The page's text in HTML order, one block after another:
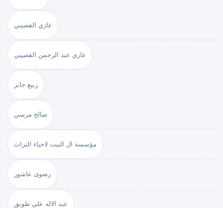
غازي القصيبي
غازي عبد الرحمن القصيبي
ربيع جابر
صالح مرسي
مؤسسة ال البيت لاحياء التراث
رضوى عاشور
عبد الاله علي طويق